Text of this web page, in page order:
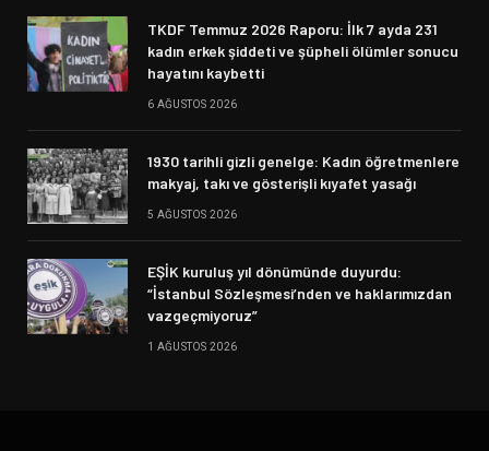
TKDF Temmuz 2026 Raporu: İlk 7 ayda 231
kadın erkek şiddeti ve şüpheli ölümler sonucu
hayatını kaybetti
6 AĞUSTOS 2026
1930 tarihli gizli genelge: Kadın öğretmenlere
makyaj, takı ve gösterişli kıyafet yasağı
5 AĞUSTOS 2026
EŞİK kuruluş yıl dönümünde duyurdu:
“İstanbul Sözleşmesi’nden ve haklarımızdan
vazgeçmiyoruz”
1 AĞUSTOS 2026